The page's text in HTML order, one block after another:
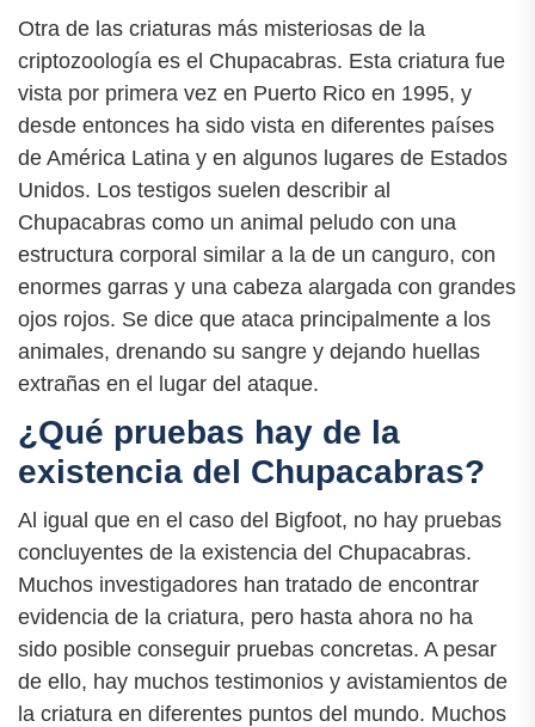
Otra de las criaturas más misteriosas de la
criptozoología es el Chupacabras. Esta criatura fue
vista por primera vez en Puerto Rico en 1995, y
desde entonces ha sido vista en diferentes países
de América Latina y en algunos lugares de Estados
Unidos. Los testigos suelen describir al
Chupacabras como un animal peludo con una
estructura corporal similar a la de un canguro, con
enormes garras y una cabeza alargada con grandes
ojos rojos. Se dice que ataca principalmente a los
animales, drenando su sangre y dejando huellas
extrañas en el lugar del ataque.
¿Qué pruebas hay de la
existencia del Chupacabras?
Al igual que en el caso del Bigfoot, no hay pruebas
concluyentes de la existencia del Chupacabras.
Muchos investigadores han tratado de encontrar
evidencia de la criatura, pero hasta ahora no ha
sido posible conseguir pruebas concretas. A pesar
de ello, hay muchos testimonios y avistamientos de
la criatura en diferentes puntos del mundo. Muchos